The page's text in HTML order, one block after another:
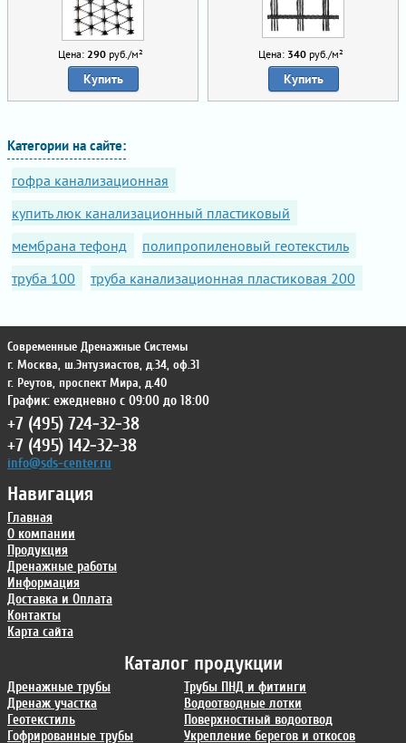
Цена: 290 руб./м²
Купить
Цена: 340 руб./м²
Купить
Категории на сайте:
гофра канализационная
купить люк канализационный пластиковый
мембрана тефонд
полипропиленовый геотекстиль
труба 100
труба канализационная пластиковая 200
Каталог продукции
Дренажные трубы
Дренаж участка
Геотекстиль
Гофрированные трубы
Трубы ПНД и фитинги
Водоотводные лотки
Поверхностный водоотвод
Укрепление берегов и откосов
Навигация
Главная
О компании
Продукция
Дренажные работы
Информация
Доставка и Оплата
Контакты
Карта сайта
Современные Дренажные Системы
г. Москва, ш.Энтузиастов, д.34, оф.31
г. Реутов, проспект Мира, д.40
График: ежедневно с 09:00 до 18:00
+7 (495) 724-32-38
+7 (495) 142-32-38
info@sds-center.ru